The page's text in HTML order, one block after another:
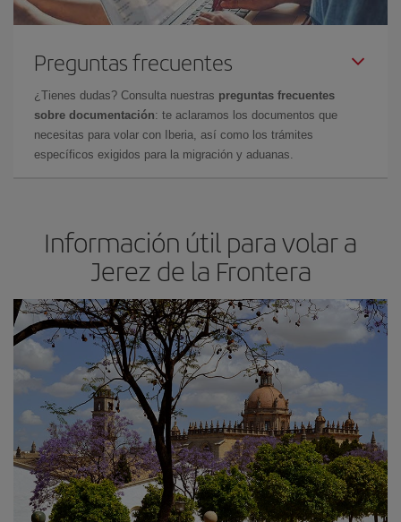
Preguntas frecuentes
¿Tienes dudas? Consulta nuestras preguntas frecuentes
sobre documentación: te aclaramos los documentos que
necesitas para volar con Iberia, así como los trámites
específicos exigidos para la migración y aduanas.
Información útil para volar a
Jerez de la Frontera